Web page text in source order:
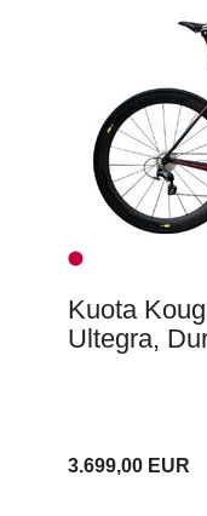
Kuota
Ultegra,
3.699,00 EUR